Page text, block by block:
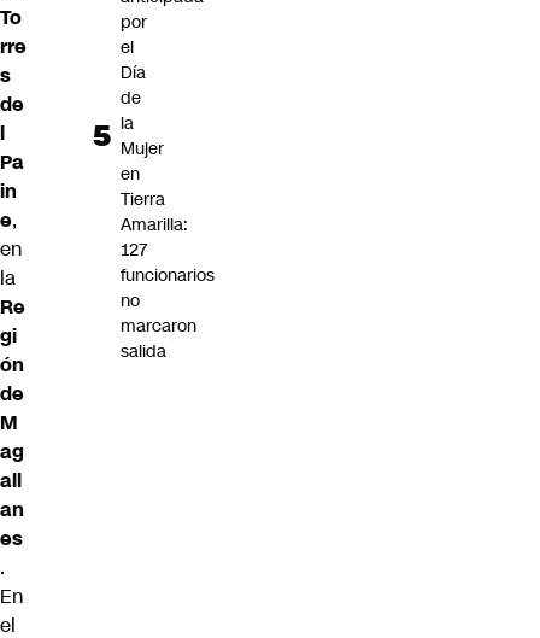
To
rre
s
de
l
Pa
in
e,
en
la
Re
gi
ón
de
M
ag
all
an
es
.
En
el
por
el
Día
de
la
Mujer
en
Tierra
Amarilla:
127
funcionarios
no
marcaron
salida